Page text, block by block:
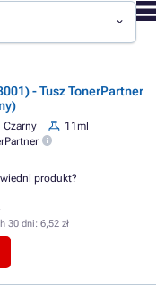
- Tusz TonerPartner
Czarny
11ml
30 dni: 6,52 zł
produkt?